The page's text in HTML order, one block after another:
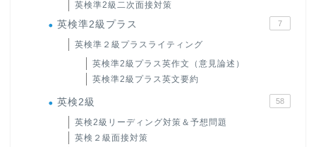
英検準2級二次面接対策
英検準2級プラス 7
英検準２級プラスライティング
英検準2級プラス英作文（意見論述）
英検準2級プラス英文要約
英検2級 58
英検2級リーディング対策＆予想問題
英検２級面接対策